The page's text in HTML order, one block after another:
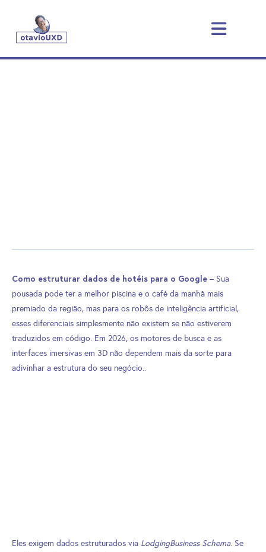
Como estruturar dados de hotéis para o Google – Sua
pousada pode ter a melhor piscina e o café da manhã mais
premiado da região, mas para os robôs de inteligência artificial,
esses diferenciais simplesmente não existem se não estiverem
traduzidos em código. Em 2026, os motores de busca e as
interfaces imersivas em 3D não dependem mais da sorte para
adivinhar a estrutura do seu negócio..
Eles exigem dados estruturados via LodgingBusiness Schema. Se